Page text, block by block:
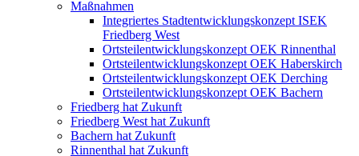
Maßnahmen
Integriertes Stadtentwicklungskonzept ISEK
Friedberg West
Ortsteilentwicklungskonzept OEK Rinnenthal
Ortsteilentwicklungskonzept OEK Haberskirch
Ortsteilentwicklungskonzept OEK Derching
Ortsteilentwicklungskonzept OEK Bachern
Friedberg hat Zukunft
Friedberg West hat Zukunft
Bachern hat Zukunft
Rinnenthal hat Zukunft